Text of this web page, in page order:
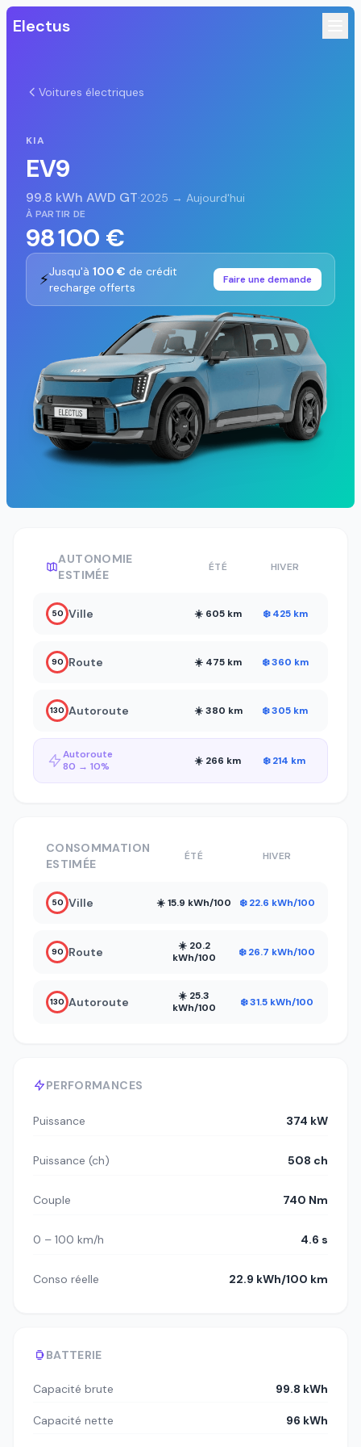
Electus
Voitures électriques
KIA
EV9
99.8 kWh AWD GT·2025 → Aujourd'hui
À PARTIR DE
98 100 €
⚡Jusqu'à 100 € de crédit
recharge offerts
Faire une demande
AUTONOMIE
ESTIMÉE
ÉTÉ HIVER
50 Ville ☀️ 605 km ❄️ 425 km
90 Route ☀️ 475 km ❄️ 360 km
130 Autoroute ☀️ 380 km ❄️ 305 km
Autoroute
80 → 10%
☀️ 266 km ❄️ 214 km
PERFORMANCES
Puissance 374 kW
Puissance (ch) 508 ch
Couple 740 Nm
0 – 100 km/h 4.6 s
Conso réelle 22.9 kWh/100 km
BATTERIE
Capacité brute 99.8 kWh
Capacité nette 96 kWh
CONSOMMATION
ESTIMÉE
ÉTÉ HIVER
50 Ville ☀️ 15.9 kWh/100 ❄️ 22.6 kWh/100
90 Route
☀️ 20.2
kWh/100
❄️ 26.7 kWh/100
130 Autoroute
☀️ 25.3
kWh/100
❄️ 31.5 kWh/100